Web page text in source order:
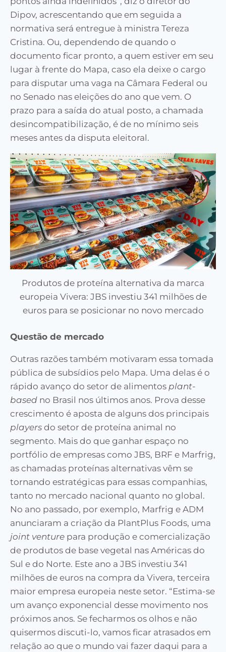
Dipov, acrescentando que em seguida a
normativa será entregue à ministra Tereza
Cristina. Ou, dependendo de quando o
documento ficar pronto, a quem estiver em seu
lugar à frente do Mapa, caso ela deixe o cargo
para disputar uma vaga na Câmara Federal ou
no Senado nas eleições do ano que vem. O
prazo para a saída do atual posto, a chamada
desincompatibilização, é de no mínimo seis
meses antes da disputa eleitoral.
Produtos de proteína alternativa da marca
europeia Vivera: JBS investiu 341 milhões de
euros para se posicionar no novo mercado
Questão de mercado
Outras razões também motivaram essa tomada
pública de subsídios pelo Mapa. Uma delas é o
rápido avanço do setor de alimentos plant-
based no Brasil nos últimos anos. Prova desse
crescimento é aposta de alguns dos principais
players do setor de proteína animal no
segmento. Mais do que ganhar espaço no
portfólio de empresas como JBS, BRF e Marfrig,
as chamadas proteínas alternativas vêm se
tornando estratégicas para essas companhias,
tanto no mercado nacional quanto no global.
No ano passado, por exemplo, Marfrig e ADM
anunciaram a criação da PlantPlus Foods, uma
joint venture para produção e comercialização
de produtos de base vegetal nas Américas do
Sul e do Norte. Este ano a JBS investiu 341
milhões de euros na compra da Vivera, terceira
maior empresa europeia neste setor. “Estima-se
um avanço exponencial desse movimento nos
próximos anos. Se fecharmos os olhos e não
quisermos discuti-lo, vamos ficar atrasados em
relação ao que o mundo vai fazer daqui para a